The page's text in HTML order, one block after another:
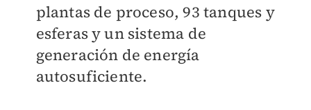
plantas de proceso, 93 tanques y
esferas y un sistema de
generación de energía
autosuficiente.